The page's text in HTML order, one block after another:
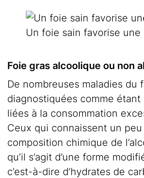
Un foie sain favorise une
Foie gras alcoolique ou non
De nombreuses maladies du
diagnostiquées comme
liées à la consommation
Ceux qui connaissent un
composition chimique de
qu’il s’agit d’une forme
c’est-à-dire d’hydrates de